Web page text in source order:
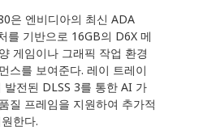
은 엔비디아의 최신 ADA
를 기반으로 16GB의 D6X 메
게임이나 그래픽 작업 환경
스를 보여준다. 레이 트레이
발전된 DLSS 3를 통한 AI 가
질 프레임을 지원하여 추가적
한다.